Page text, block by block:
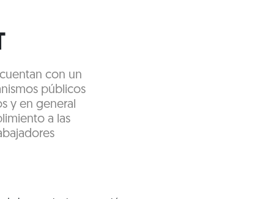
con un
públicos
y en general
a las